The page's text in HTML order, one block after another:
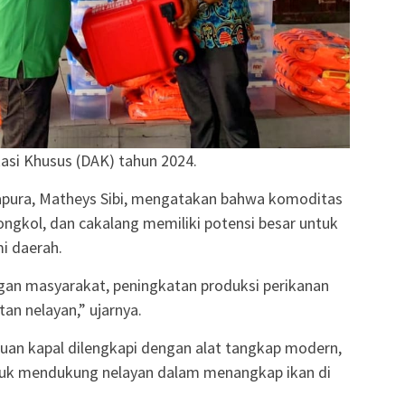
Khusus (DAK) tahun 2024.
Matheys Sibi, mengatakan bahwa komoditas
dan cakalang memiliki potensi besar untuk
daerah.
masyarakat, peningkatan produksi perikanan
nelayan,” ujarnya.
kapal dilengkapi dengan alat tangkap modern,
mendukung nelayan dalam menangkap ikan di